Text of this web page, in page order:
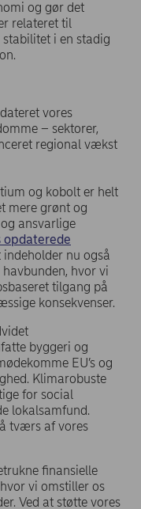
og gør det
relateret til
i en stadig
vores
– sektorer,
regional vækst
og kobolt er helt
mere grønt og
ansvarlige
opdaterede
nu også
hvor vi
tilgang på
konsekvenser.
byggeri og
EU’s og
Klimarobuste
for social
lokalsamfund.
tværs af vores
finansielle
vi omstiller os
Ved at støtte vores